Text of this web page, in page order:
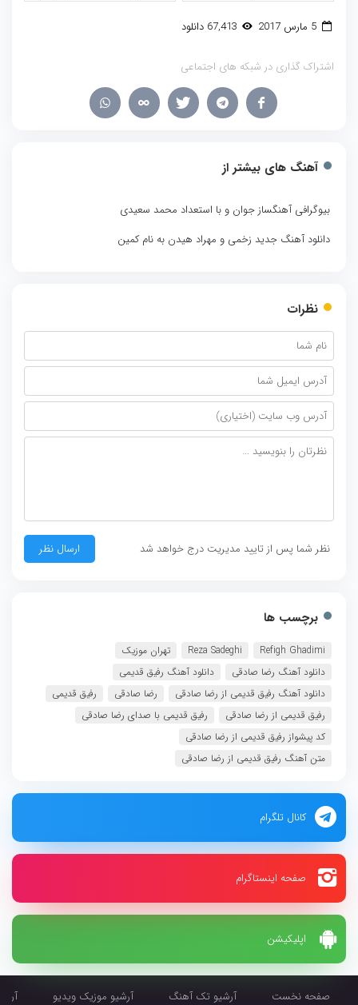
اپلیکیشن
5 مارس 2017
اشتراک گذاری در شبکه های اجتماعی
آهنگ های بیشتر از
بیوگرافی آهنگساز جوان و با استعداد محمد سعیدی
دانلود آهنگ جدید زخمی و مهراد هیدن به نام کمین
نظرات
نظر شما پس از تایید مدیریت درج خواهد شد
برچسب ها
Refigh Ghadimi
Reza Sadeghi
تهران موزیک
دانلود آهنگ رضا صادقی
دانلود آهنگ رفیق قدیمی
دانلود آهنگ رفیق قدیمی از رضا صادقی
رضا صادقی
رفیق قدیمی
رفیق قدیمی از رضا صادقی
رفیق قدیمی با صدای رضا صادقی
کد پیشواز رفیق قدیمی از رضا صادقی
متن آهنگ رفیق قدیمی از رضا صادقی
کانال تلگرام
صفحه اینستاگرام
صفحه نخست آرشیو تک آهنگ آرشیو موزیک ویدیو